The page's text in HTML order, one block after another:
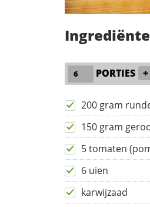
PORTIES +
200 gram
150 gram
5 tomaten
6 uien
karwijzaad